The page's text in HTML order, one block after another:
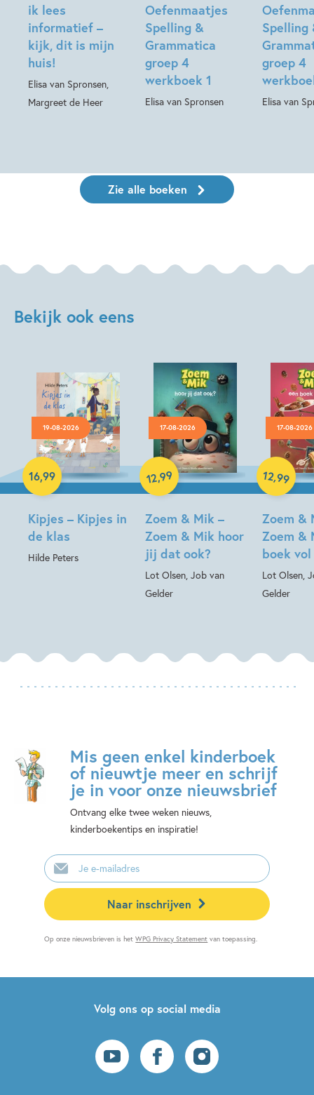
ik lees
informatief –
kijk, dit is mijn
huis!
Elisa van Spronsen,
Margreet de Heer
Oefenmaatjes
Spelling &
Grammatica
groep 4
werkboek 1
Elisa van Spronsen
Spelling
groep 4
Elisa van
Zie alle boeken
Bekijk ook eens
19-08-2026
Kipjes – Kipjes in
de klas
Hilde Peters
16,99
Hardcover
17-08-2026
Zoem & Mik –
Zoem & Mik hoor
jij dat ook?
Lot Olsen, Job van
Gelder
12,99
Hardcover
17-08-2026
Zoem &
Zoem &
boek
Lot Olsen,
Gelder
12,99
Hardcover
Mis geen enkel kinderboek
of nieuwtje meer en schrijf
je in voor onze nieuwsbrief
Ontvang elke twee weken nieuws,
kinderboekentips en inspiratie!
E-
mailadres
Naar inschrijven
Op onze nieuwsbrieven is hetWPG Privacy Statement van toepassing.
Volg ons op social media